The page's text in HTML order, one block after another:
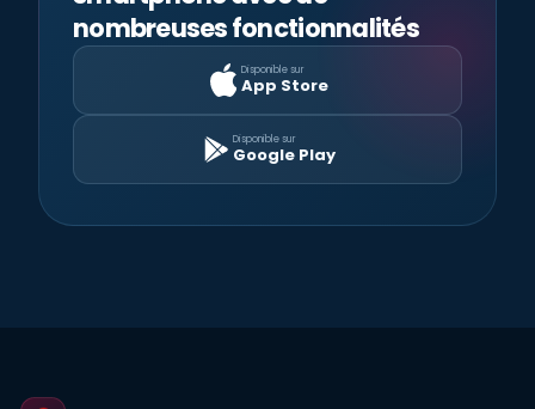
nombreuses fonctionnalités
Disponible sur
App Store
Disponible sur
Google Play